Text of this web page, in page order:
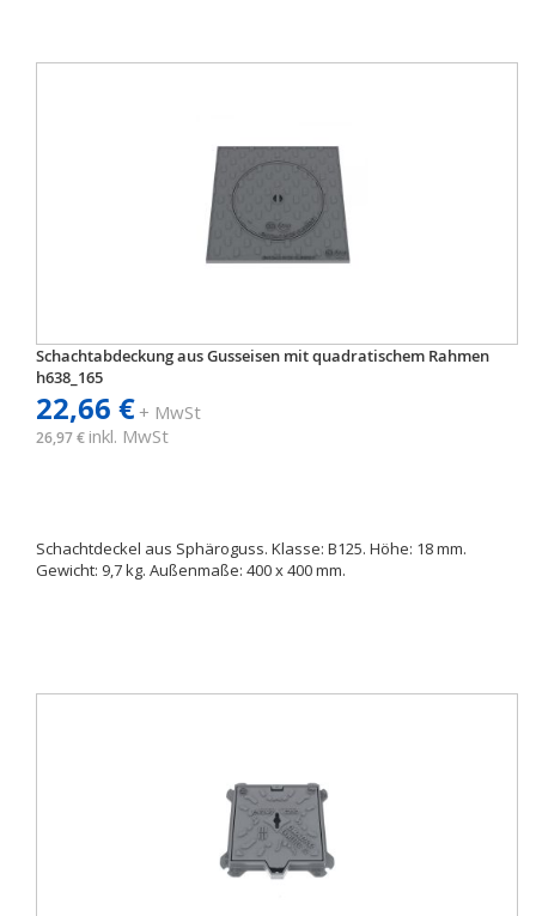
Schachtabdeckung aus Gusseisen mit quadratischem Rahmen
h638_165
22,66 €+ MwSt
26,97 € inkl. MwSt
Schachtdeckel aus Sphäroguss. Klasse: B125. Höhe: 18 mm.
Gewicht: 9,7 kg. Außenmaße: 400 x 400 mm.